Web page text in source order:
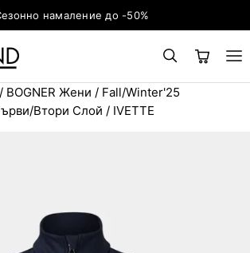
намаление до -50%
ТЪРСЕНЕ
/ BOGNER Жени / Fall/Winter'25
Втори Слой / IVETTE